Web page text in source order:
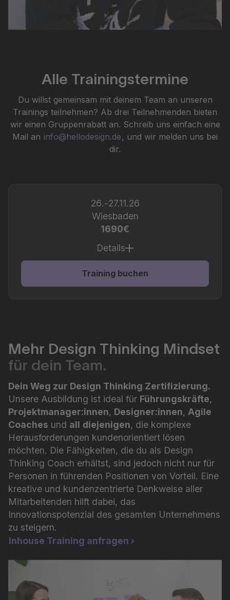
Alle Trainingstermine
Du willst gemeinsam mit deinem Team an unseren
Trainings teilnehmen? Ab drei Teilnehmenden bieten
wir einen Gruppenrabatt an. Schreib uns einfach eine
Mail an info@hellodesign.de, und wir melden uns bei
dir.
26.-27.11.26
Wiesbaden
1690€
Details
Training buchen
Mehr Design Thinking Mindset
für dein Team.
Dein Weg zur Design Thinking Zertifizierung.
Unsere Ausbildung ist ideal für Führungskräfte,
Projektmanager:innen, Designer:innen, Agile
Coaches und all diejenigen, die komplexe
Herausforderungen kundenorientiert lösen
möchten. Die Fähigkeiten, die du als Design
Thinking Coach erhältst, sind jedoch nicht nur für
Personen in führenden Positionen von Vorteil. Eine
kreative und kundenzentrierte Denkweise aller
Mitarbeitenden hilft dabei, das
Innovationspotenzial des gesamten Unternehmens
zu steigern.
Inhouse Training anfragen